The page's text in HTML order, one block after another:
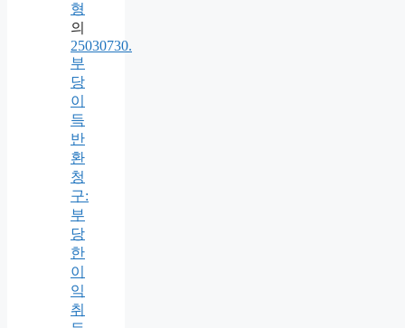
형
의
25030730.
부
당
이
득
반
환
청
구:
부
당
한
이
익
취